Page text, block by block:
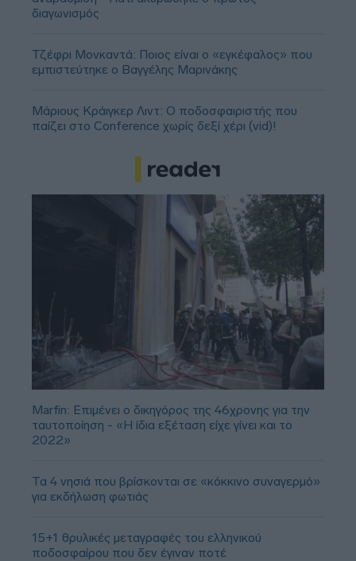
διαγωνισμός
Τζέφρι Μονκαντά: Ποιος είναι ο «εγκέφαλος» που
εμπιστεύτηκε ο Βαγγέλης Μαρινάκης
Μάριους Κράιγκερ Λιντ: Ο ποδοσφαιριστής που
παίζει στο Conference χωρίς δεξί χέρι (vid)!
Marfin: Επιμένει ο δικηγόρος της 46χρονης για την
ταυτοποίηση - «Η ίδια εξέταση είχε γίνει και το
2022»
Τα 4 νησιά που βρίσκονται σε «κόκκινο συναγερμό»
για εκδήλωση φωτιάς
15+1 θρυλικές μεταγραφές του ελληνικού
ποδοσφαίρου που δεν έγιναν ποτέ